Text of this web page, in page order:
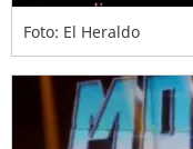
Foto: El Heraldo